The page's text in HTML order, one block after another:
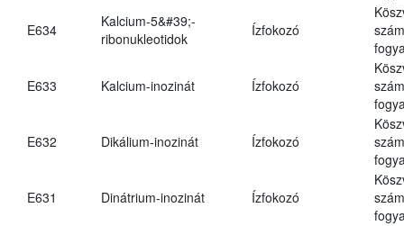
E634
Kalcium-5&#39;-
ribonukleotidok
Ízfokozó
E633 Kalcium-inozinát Ízfokozó
E632 Dikálium-inozinát Ízfokozó
E631 Dinátrium-inozinát Ízfokozó